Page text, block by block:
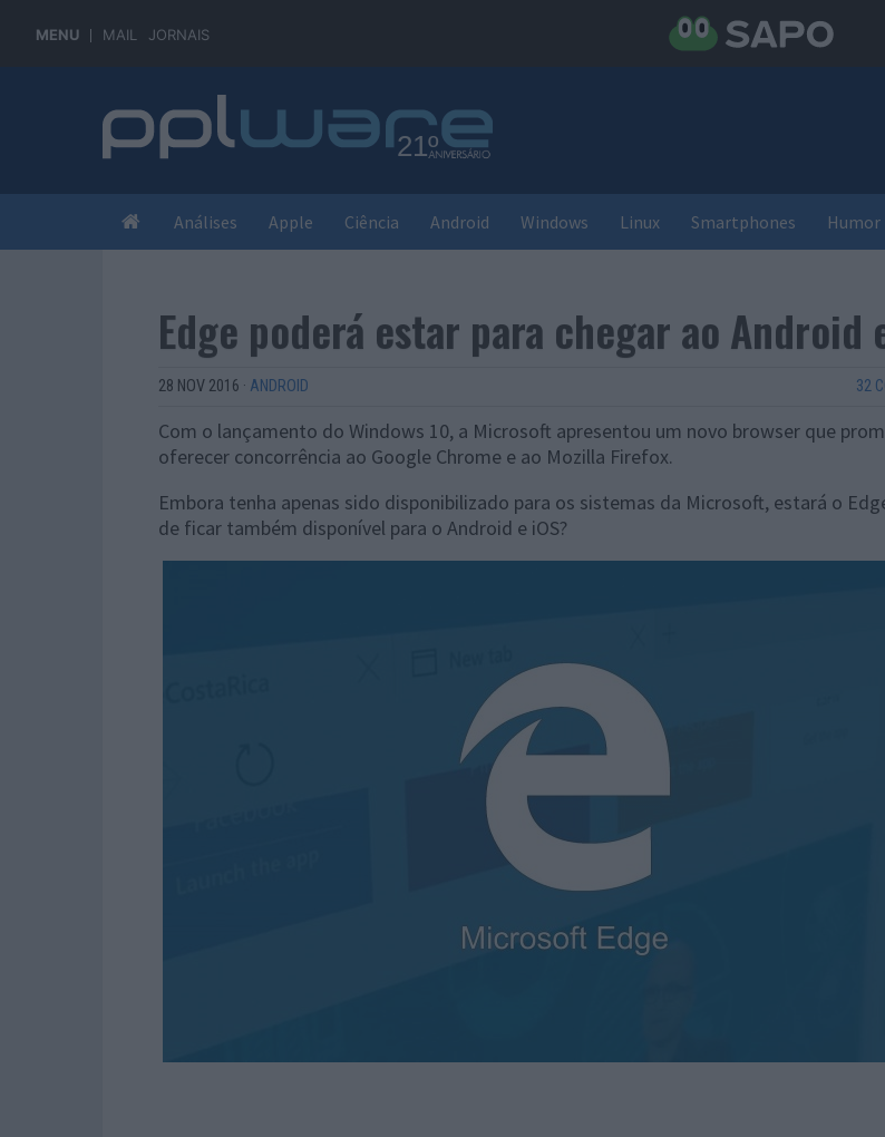
MENU MAIL JORNAIS
Análises Apple Ciência Android Windows Linux Smartphones Humor
Edge poderá estar para chegar ao Android
28 NOV 2016 · ANDROID 32
Com o lançamento do Windows 10, a Microsoft apresentou um novo browser que
oferecer concorrência ao Google Chrome e ao Mozilla Firefox.
Embora tenha apenas sido disponibilizado para os sistemas da Microsoft, estará o
de ficar também disponível para o Android e iOS?